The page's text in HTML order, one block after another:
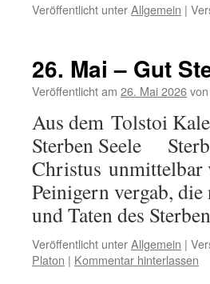
Veröffentlicht unterAllgemein |
26. Mai – Gut
Veröffentlicht am 26. Mai 2026von
Aus dem Tolstoi
Sterben Seele
Christus unmittelbar
Peinigern vergab,
und Taten des
Veröffentlicht unterAllgemein |
Platon | Kommentar hinterlassen